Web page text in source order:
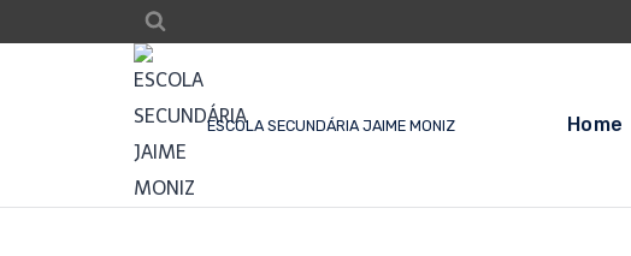
ESCOLA SECUNDÁRIA JAIME MONIZ Home